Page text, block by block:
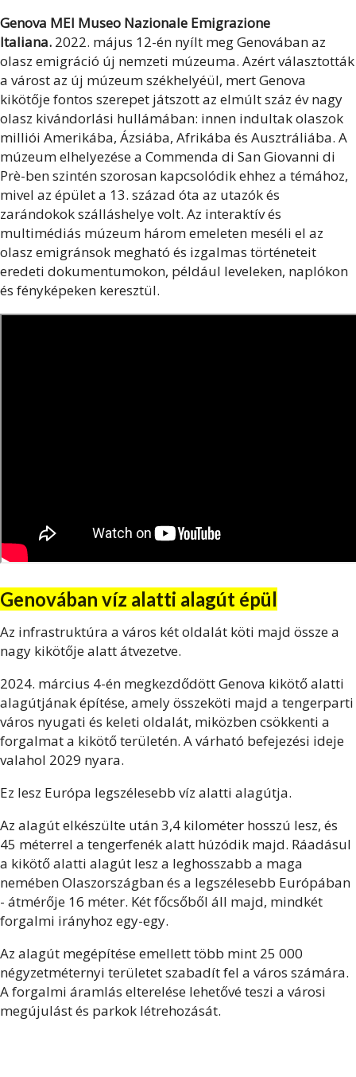
Genova MEI Museo Nazionale Emigrazione
Italiana. 2022. május 12-én nyílt meg Genovában az
olasz emigráció új nemzeti múzeuma. Azért választották
a várost az új múzeum székhelyéül, mert Genova
kikötője fontos szerepet játszott az elmúlt száz év nagy
olasz kivándorlási hullámában: innen indultak olaszok
milliói Amerikába, Ázsiába, Afrikába és Ausztráliába. A
múzeum elhelyezése a Commenda di San Giovanni di
Prè-ben szintén szorosan kapcsolódik ehhez a témához,
mivel az épület a 13. század óta az utazók és
zarándokok szálláshelye volt. Az interaktív és
multimédiás múzeum három emeleten meséli el az
olasz emigránsok megható és izgalmas történeteit
eredeti dokumentumokon, például leveleken, naplókon
és fényképeken keresztül.
Genovában víz alatti alagút épül
Az infrastruktúra a város két oldalát köti majd össze a
nagy kikötője alatt átvezetve.
2024. március 4-én megkezdődött Genova kikötő alatti
alagútjának építése, amely összeköti majd a tengerparti
város nyugati és keleti oldalát, miközben csökkenti a
forgalmat a kikötő területén. A várható befejezési ideje
valahol 2029 nyara.
Ez lesz Európa legszélesebb víz alatti alagútja.
Az alagút elkészülte után 3,4 kilométer hosszú lesz, és
45 méterrel a tengerfenék alatt húzódik majd. Ráadásul
a kikötő alatti alagút lesz a leghosszabb a maga
nemében Olaszországban és a legszélesebb Európában
- átmérője 16 méter. Két főcsőből áll majd, mindkét
forgalmi irányhoz egy-egy.
Az alagút megépítése emellett több mint 25 000
négyzetméternyi területet szabadít fel a város számára.
A forgalmi áramlás elterelése lehetővé teszi a városi
megújulást és parkok létrehozását.